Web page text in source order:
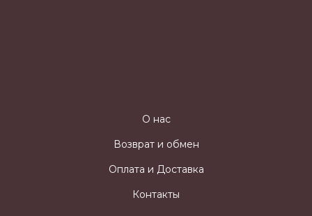
О нас
Возврат и обмен
Оплата и Доставка
Контакты